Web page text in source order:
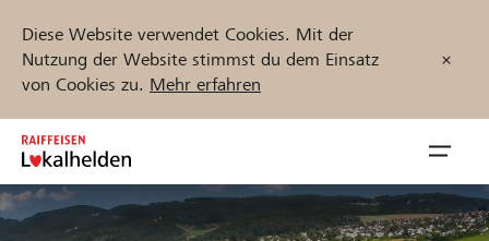
Diese Website verwendet Cookies. Mit der
Nutzung der Website stimmst du dem Einsatz
von Cookies zu. Mehr erfahren
Zum
Inhalt
springen
öffnen